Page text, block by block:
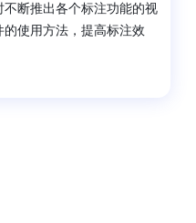
断推出各个标注功能的视
使用方法，提高标注效